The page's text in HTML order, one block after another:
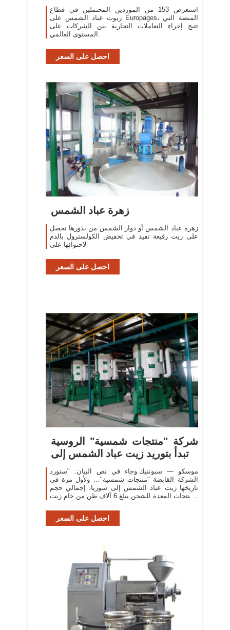
استعرض 153 من الموردين المحتملين في قطاع
زيوت عباد الشمس على Europages، المنصة التي
تتيح إجراء التعاملات التجارية بين الشركات على
المستوى العالمي.
احصل على السعر
‫زهرة عباد الشمس
زهرة عباد الشمس أو دوار الشمس من بذورها نحصل
على زيت رفيعة تفيد في تخفيض الكولسترول بالدم
لاحتوائها على
احصل على السعر
شركة "منتجات شمسية" الروسية
تبدأ بتوريد زيت عباد الشمس إلى
موسكو — سبوتنيك.وجاء في نص البيان: "ستورد
الشركة القابضة "منتجات شمسية"… ولأول مرة في
تاريخها زيت عباد الشمس إلى سوريا، إجمالي حجم
المنتجات المعدة للشحن يبلغ 6 آلاف طن من خام زيت
احصل على السعر